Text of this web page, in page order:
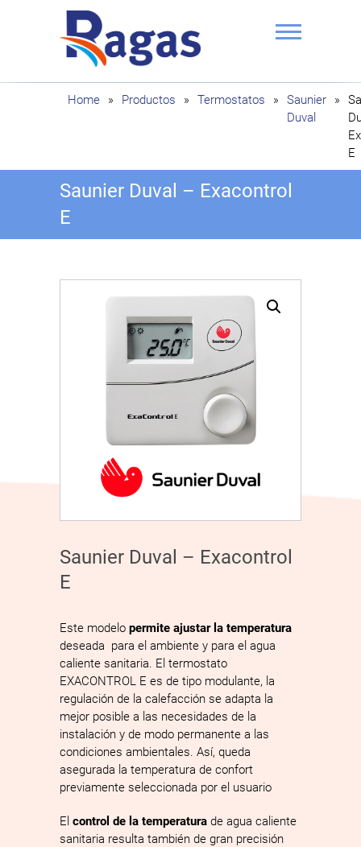
Ragas
Home » Productos » Termostatos »
Saunier
Duval
»
E
Saunier Duval – Exacontrol
E
Saunier Duval – Exacontrol
E
Este modelo permite ajustar la temperatura
deseada para el ambiente y para el agua
caliente sanitaria. El termostato
EXACONTROL E es de tipo modulante, la
regulación de la calefacción se adapta la
mejor posible a las necesidades de la
instalación y de modo permanente a las
condiciones ambientales. Así, queda
asegurada la temperatura de confort
previamente seleccionada por el usuario
El control de la temperatura de agua caliente
sanitaria resulta también de gran precisión